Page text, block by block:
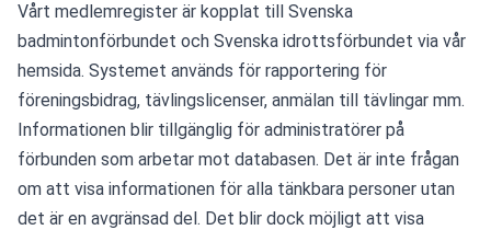
Vårt medlemregister är kopplat till Svenska
badmintonförbundet och Svenska idrottsförbundet via vår
hemsida. Systemet används för rapportering för
föreningsbidrag, tävlingslicenser, anmälan till tävlingar mm.
Informationen blir tillgänglig för administratörer på
förbunden som arbetar mot databasen. Det är inte frågan
om att visa informationen för alla tänkbara personer utan
det är en avgränsad del. Det blir dock möjligt att visa